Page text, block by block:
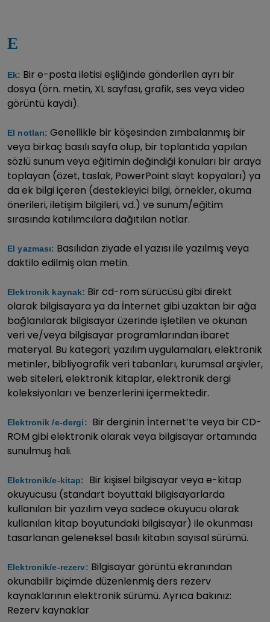
E
Ek: Bir e-posta iletisi eşliğinde gönderilen ayrı bir
dosya (örn. metin, XL sayfası, grafik, ses veya video
görüntü kaydı).
El notları: Genellikle bir köşesinden zımbalanmış bir
veya birkaç basılı sayfa olup, bir toplantıda yapılan
sözlü sunum veya eğitimin değindiği konuları bir araya
toplayan (özet, taslak, PowerPoint slayt kopyaları) ya
da ek bilgi içeren (destekleyici bilgi, örnekler, okuma
önerileri, iletişim bilgileri, vd.) ve sunum/eğitim
sırasında katılımcılara dağıtılan notlar.
El yazması: Basılıdan ziyade el yazısı ile yazılmış veya
daktilo edilmiş olan metin.
Elektronik kaynak: Bir cd-rom sürücüsü gibi direkt
olarak bilgisayara ya da İnternet gibi uzaktan bir ağa
bağlanılarak bilgisayar üzerinde işletilen ve okunan
veri ve/veya bilgisayar programlarından ibaret
materyal. Bu kategori; yazılım uygulamaları, elektronik
metinler, bibliyografik veri tabanları, kurumsal arşivler,
web siteleri, elektronik kitaplar, elektronik dergi
koleksiyonları ve benzerlerini içermektedir.
Elektronik /e-dergi:
Bir derginin İnternet’te veya bir CD-
ROM gibi elektronik olarak veya bilgisayar ortamında
sunulmuş hali.
Elektronik/e-kitap:
Bir kişisel bilgisayar veya e-kitap
okuyucusu (standart boyuttaki bilgisayarlarda
kullanılan bir yazılım veya sadece okuyucu olarak
kullanılan kitap boyutundaki bilgisayar) ile okunması
tasarlanan geleneksel basılı kitabın sayısal sürümü.
Elektronik/e-rezerv: Bilgisayar görüntü ekranından
okunabilir biçimde düzenlenmiş ders rezerv
kaynaklarının elektronik sürümü. Ayrıca bakınız:
Rezerv kaynaklar